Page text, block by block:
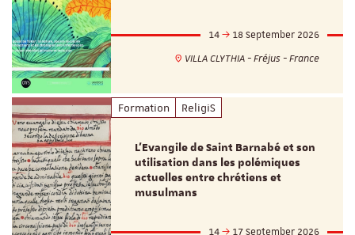
14
18 September 2026
VILLA CLYTHIA - Fréjus - France
Formation ReligiS
L’Evangile de Saint Barnabé et son
utilisation dans les polémiques
actuelles entre chrétiens et
musulmans
14 17 September 2026